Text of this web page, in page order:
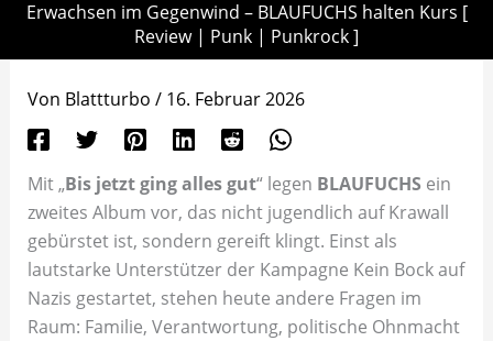
Erwachsen im Gegenwind – BLAUFUCHS halten Kurs [
Review | Punk | Punkrock ]
Von Blattturbo / 16. Februar 2026
Mit „Bis jetzt ging alles gut“ legen BLAUFUCHS ein
zweites Album vor, das nicht jugendlich auf Krawall
gebürstet ist, sondern gereift klingt. Einst als
lautstarke Unterstützer der Kampagne Kein Bock auf
Nazis gestartet, stehen heute andere Fragen im
Raum: Familie, Verantwortung, politische Ohnmacht